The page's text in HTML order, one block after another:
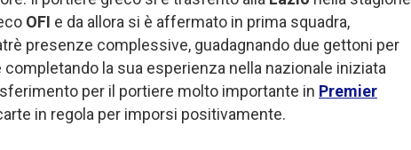
OFI e da allora si è affermato in prima squadra,
presenze complessive, guadagnando due gettoni per
completando la sua esperienza nella nazionale iniziata
per il portiere molto importante in Premier
in regola per imporsi positivamente.